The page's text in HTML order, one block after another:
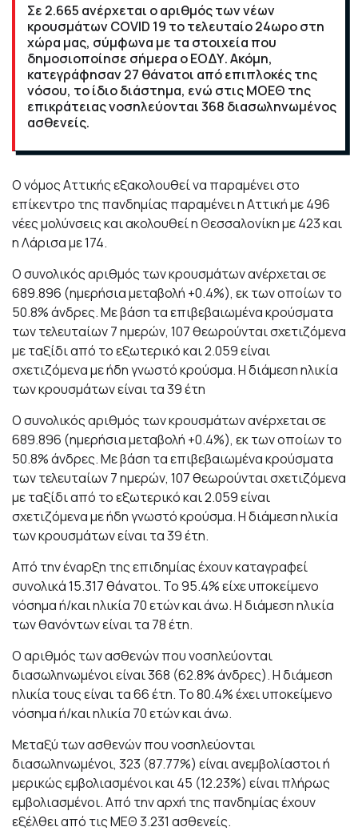
Σε 2.665 ανέρχεται ο αριθμός των νέων
κρουσμάτων COVID 19 το τελευταίο 24ωρο στη
χώρα μας, σύμφωνα με τα στοιχεία που
δημοσιοποίησε σήμερα ο ΕΟΔΥ. Ακόμη,
κατεγράφησαν 27 θάνατοι από επιπλοκές της
νόσου, το ίδιο διάστημα, ενώ στις ΜΟΕΘ της
επικράτειας νοσηλεύονται 368 διασωληνωμένος
ασθενείς.
Ο νόμος Αττικής εξακολουθεί να παραμένει στο
επίκεντρο της πανδημίας παραμένει η Αττική με 496
νέες μολύνσεις και ακολουθεί η Θεσσαλονίκη με 423 και
η Λάρισα με 174.
Ο συνολικός αριθμός των κρουσμάτων ανέρχεται σε
689.896 (ημερήσια μεταβολή +0.4%), εκ των οποίων το
50.8% άνδρες. Με βάση τα επιβεβαιωμένα κρούσματα
των τελευταίων 7 ημερών, 107 θεωρούνται σχετιζόμενα
με ταξίδι από το εξωτερικό και 2.059 είναι
σχετιζόμενα με ήδη γνωστό κρούσμα. Η διάμεση ηλικία
των κρουσμάτων είναι τα 39 έτη
Ο συνολικός αριθμός των κρουσμάτων ανέρχεται σε
689.896 (ημερήσια μεταβολή +0.4%), εκ των οποίων το
50.8% άνδρες. Με βάση τα επιβεβαιωμένα κρούσματα
των τελευταίων 7 ημερών, 107 θεωρούνται σχετιζόμενα
με ταξίδι από το εξωτερικό και 2.059 είναι
σχετιζόμενα με ήδη γνωστό κρούσμα. Η διάμεση ηλικία
των κρουσμάτων είναι τα 39 έτη.
Από την έναρξη της επιδημίας έχουν καταγραφεί
συνολικά 15.317 θάνατοι. Το 95.4% είχε υποκείμενο
νόσημα ή/και ηλικία 70 ετών και άνω. Η διάμεση ηλικία
των θανόντων είναι τα 78 έτη.
Ο αριθμός των ασθενών που νοσηλεύονται
διασωληνωμένοι είναι 368 (62.8% άνδρες). Η διάμεση
ηλικία τους είναι τα 66 έτη. To 80.4% έχει υποκείμενο
νόσημα ή/και ηλικία 70 ετών και άνω.
Μεταξύ των ασθενών που νοσηλεύονται
διασωληνωμένοι, 323 (87.77%) είναι ανεμβολίαστοι ή
μερικώς εμβολιασμένοι και 45 (12.23%) είναι πλήρως
εμβολιασμένοι. Από την αρχή της πανδημίας έχουν
εξέλθει από τις ΜΕΘ 3.231 ασθενείς.